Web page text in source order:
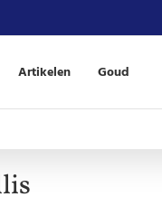
Artikelen Goud